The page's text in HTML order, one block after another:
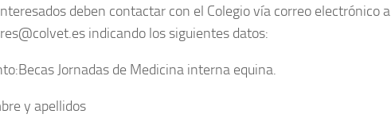
deben contactar con el Colegio vía correo electrónico a
indicando los siguientes datos:
Jornadas de Medicina interna equina.
y apellidos